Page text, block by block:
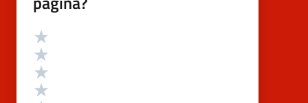
Valutazione